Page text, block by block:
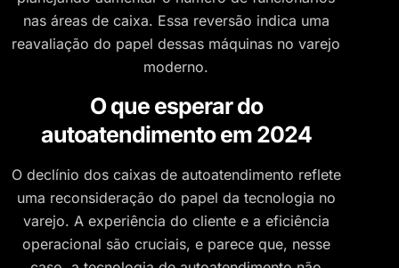
nas áreas de caixa. Essa reversão indica uma
reavaliação do papel dessas máquinas no varejo
moderno.
O que esperar do
autoatendimento em 2024
O declínio dos caixas de autoatendimento reflete
uma reconsideração do papel da tecnologia no
varejo. A experiência do cliente e a eficiência
operacional são cruciais, e parece que, nesse